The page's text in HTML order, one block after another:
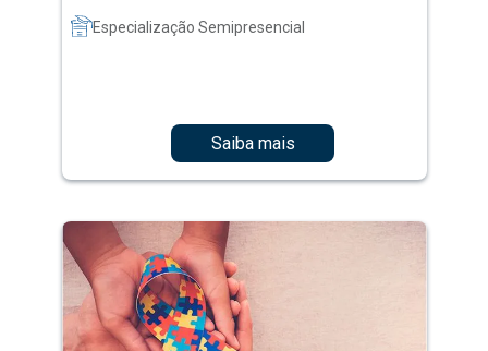
Especialização Semipresencial
Saiba mais